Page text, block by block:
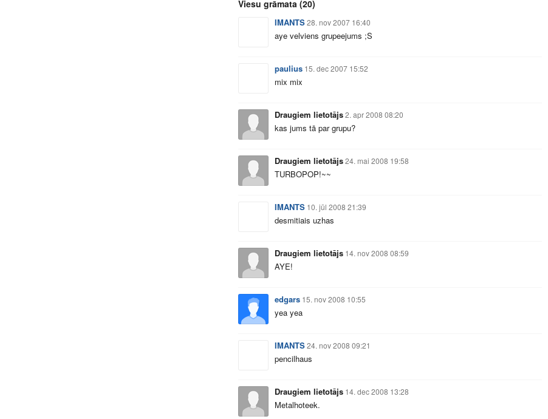
Viesu grāmata (20)
IMANTS28. nov 2007 16:40
aye velviens grupeejums ;S
paulius 15. dec 2007 15:52
mix mix
Draugiem lietotājs2. apr 2008 08:20
kas jums tā par grupu?
Draugiem lietotājs24. mai 2008 19:58
TURBOPOP!~~
IMANTS 10. jūl 2008 21:39
desmitiais uzhas
Draugiem lietotājs 14. nov 2008 08:59
AYE!
edgars 15. nov 2008 10:55
yea yea
IMANTS24. nov 2008 09:21
pencilhaus
Draugiem lietotājs 14. dec 2008 13:28
Metalhoteek.